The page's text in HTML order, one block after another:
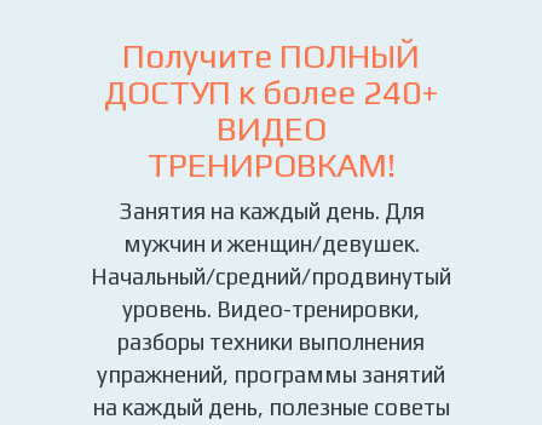
Получите ПОЛНЫЙ
ДОСТУП к более 240+
ВИДЕО
ТРЕНИРОВКАМ!
Занятия на каждый день. Для
мужчин и женщин/девушек.
Начальный/средний/продвинутый
уровень. Видео-тренировки,
разборы техники выполнения
упражнений, программы занятий
на каждый день, полезные советы